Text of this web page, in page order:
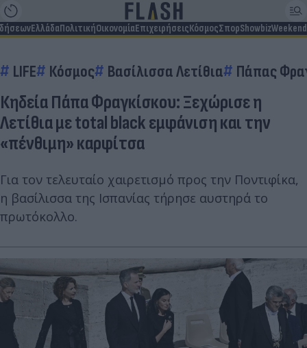
ΕλλάδαΠολιτικήΟικονομίαΕπιχειρήσειςΚόσμοςΣπορShowbizWeekend
LIFE Κόσμος Βασίλισσα Λετίθια Πάπας
Κηδεία Πάπα Φραγκίσκου: Ξεχώρισε η
Λετίθια με total black εμφάνιση και την
«πένθιμη» καρφίτσα
Για τον τελευταίο χαιρετισμό προς την Ποντιφίκα,
η βασίλισσα της Ισπανίας τήρησε αυστηρά το
πρωτόκολλο.